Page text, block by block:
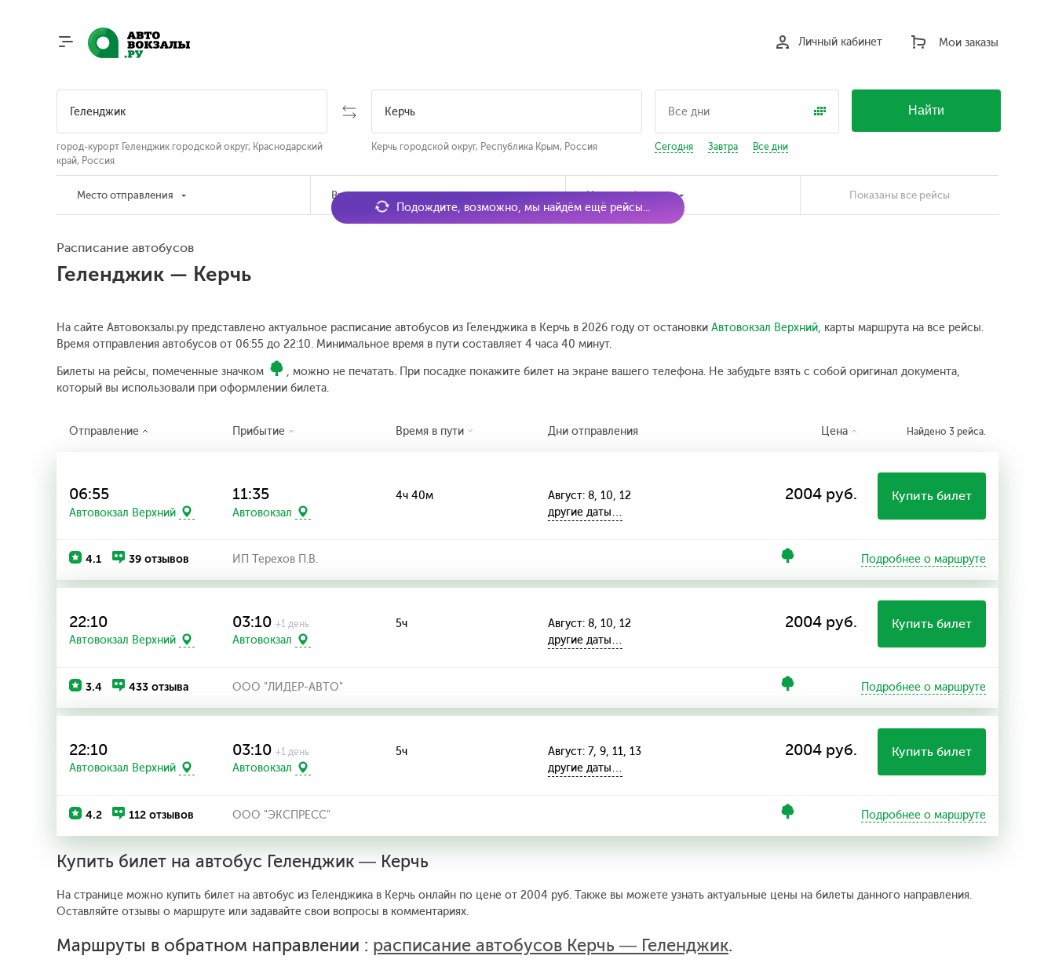
Мои заказы
Личный кабинет
город-курорт Геленджик городской округ, Краснодарский
край, Россия
Керчь городской округ, Республика Крым, Россия Сегодня Завтра Все дни
Найти
Место отправления Время отправления Наличие билетов Показаны все рейсы
Расписание автобусов
Геленджик — Керчь
На сайте Автовокзалы.ру представлено актуальное расписание автобусов из Геленджика в Керчь в 2026 году от остановки Автовокзал Верхний, карты маршрута на все рейсы.
Время отправления автобусов от 06:55 до 22:10. Минимальное время в пути составляет 4 часа 40 минут.
Билеты на рейсы, помеченные значком
, можно не печатать. При посадке покажите билет на экране вашего телефона. Не забудьте взять с собой оригинал документа,
который вы использовали при оформлении билета.
Подождите, возможно, мы найдём ещё рейсы...
Отправление Прибытие Время в пути Дни отправления Цена Найдено 3 рейса.
06:55
Автовокзал Верхний
11:35
Автовокзал
4ч 40м
Август: 8, 10, 12
другие даты…
2004 руб. Купить билет
4.1 39 отзывов ИП Терехов П.В. Подробнее о маршруте
22:10
Автовокзал Верхний
03:10 +1 день
Автовокзал
5ч
Август: 8, 10, 12
другие даты…
2004 руб. Купить билет
3.4 433 отзыва ООО "ЛИДЕР-АВТО" Подробнее о маршруте
22:10
Автовокзал Верхний
03:10 +1 день
Автовокзал
5ч
Август: 7, 9, 11, 13
другие даты…
2004 руб. Купить билет
4.2 112 отзывов ООО "ЭКСПРЕСС" Подробнее о маршруте
Купить билет на автобус Геленджик — Керчь
На странице можно купить билет на автобус из Геленджика в Керчь онлайн по цене от 2004 руб. Также вы можете узнать актуальные цены на билеты данного направления.
Оставляйте отзывы о маршруте или задавайте свои вопросы в комментариях.
Маршруты в обратном направлении : расписание автобусов Керчь — Геленджик.